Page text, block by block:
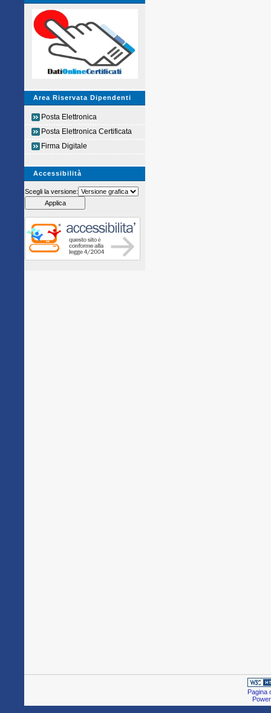
Area Riservata Dipendenti
Posta Elettronica
Posta Elettronica Certificata
Firma Digitale
Accessibilità
Scegli la versione:
Pagina